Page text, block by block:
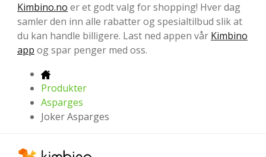
Kimbino.no er et godt valg for shopping! Hver dag
samler den inn alle rabatter og spesialtilbud slik at
du kan handle billigere. Last ned appen vår Kimbino
app og spar penger med oss.
Produkter
Asparges
Joker Asparges